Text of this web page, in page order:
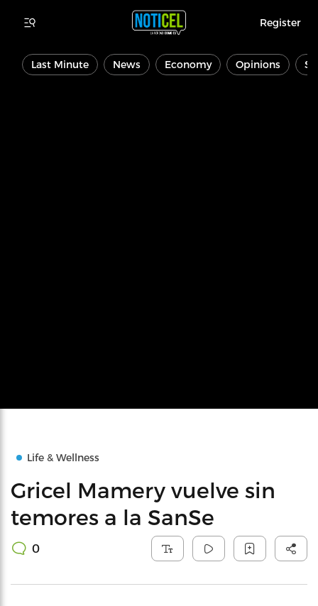
Register
Last Minute News Economy Opinions
Life & Wellness
Gricel Mamery vuelve sin
temores a la SanSe
0